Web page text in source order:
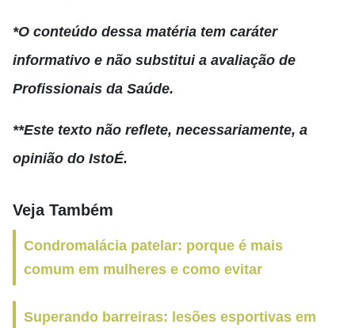
*O conteúdo dessa matéria tem caráter
informativo e não substitui a avaliação de
Profissionais da Saúde.
**Este texto não reflete, necessariamente, a
opinião do IstoÉ.
Veja Também
Condromalácia patelar: porque é mais
comum em mulheres e como evitar
Superando barreiras: lesões esportivas em